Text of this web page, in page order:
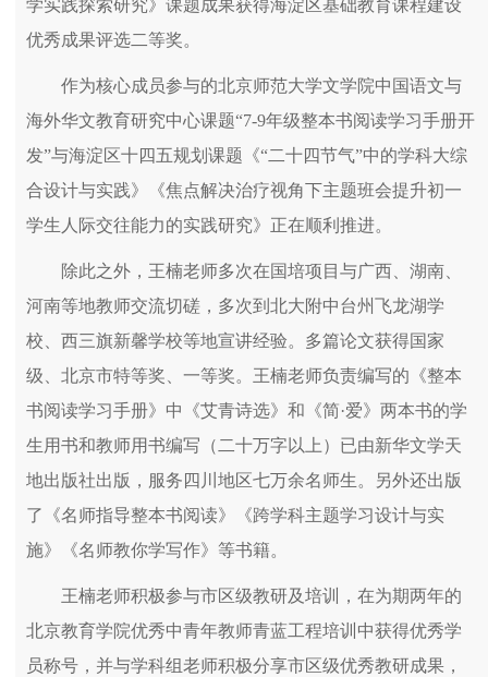
学实践探索研究》课题成果获得海淀区基础教育课程建设
优秀成果评选二等奖。
作为核心成员参与的北京师范大学文学院中国语文与
海外华文教育研究中心课题“7-9年级整本书阅读学习手册开
发”与海淀区十四五规划课题《“二十四节气”中的学科大综
合设计与实践》《焦点解决治疗视角下主题班会提升初一
学生人际交往能力的实践研究》正在顺利推进。
除此之外，王楠老师多次在国培项目与广西、湖南、
河南等地教师交流切磋，多次到北大附中台州飞龙湖学
校、西三旗新馨学校等地宣讲经验。多篇论文获得国家
级、北京市特等奖、一等奖。王楠老师负责编写的《整本
书阅读学习手册》中《艾青诗选》和《简·爱》两本书的学
生用书和教师用书编写（二十万字以上）已由新华文学天
地出版社出版，服务四川地区七万余名师生。另外还出版
了《名师指导整本书阅读》《跨学科主题学习设计与实
施》《名师教你学写作》等书籍。
王楠老师积极参与市区级教研及培训，在为期两年的
北京教育学院优秀中青年教师青蓝工程培训中获得优秀学
员称号，并与学科组老师积极分享市区级优秀教研成果，